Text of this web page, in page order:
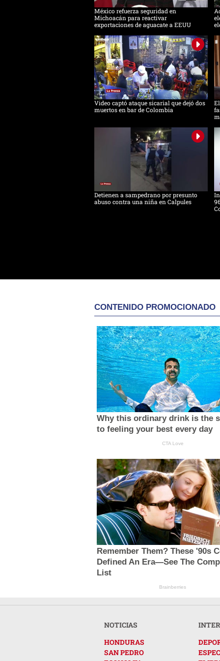
México refuerza seguridad en
Michoacán para reactivar
exportaciones de aguacate a EEUU
Video captó ataque sicarial que dejó dos
muertos en bar de Colombia
Detienen a sampedrano por presunto
abuso contra una niña en Calpules
CONTENIDO PROMOCIONADO
Why this ordinary drink is the
to feeling your best every day
CTA Love
Remember Them? These '90s
Defined An Era—See The
List
Brainberries
NOTICIAS
HONDURAS
SAN PEDRO